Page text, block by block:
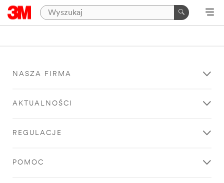
NASZA FIRMA
AKTUALNOŚCI
REGULACJE
POMOC